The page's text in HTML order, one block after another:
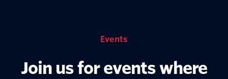
Events
Join us for events where